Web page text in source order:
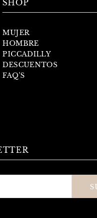
SHOP
MUJER
HOMBRE
PICCADILLY
DESCUENTOS
FAQ'S